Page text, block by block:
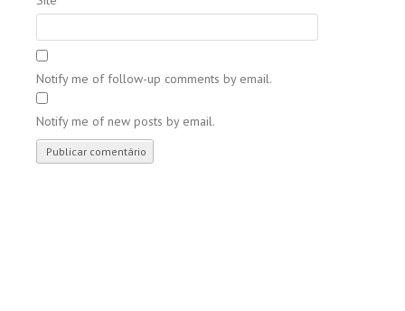
Notify me of follow-up comments by email.
Notify me of new posts by email.